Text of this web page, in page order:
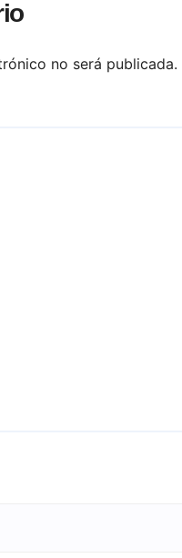
no será publicada.